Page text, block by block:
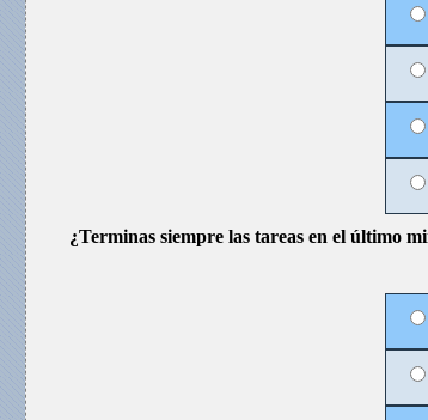
¿Terminas siempre las tareas en el último